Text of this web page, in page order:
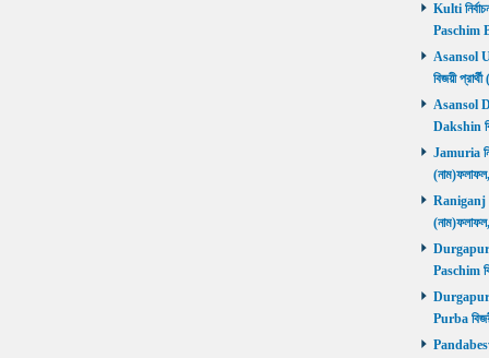
Kulti
Paschim
Asansol
বিজয়ী
Asansol
Dakshin
Jamuria
Raniganj
Durgapur
Paschim
Durgapur
Purba